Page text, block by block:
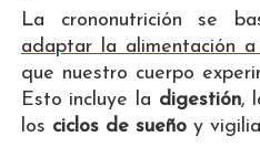
La crononutrición se
adaptar la alimentación
que nuestro cuerpo
Esto incluye la digestión,
los ciclos de sueñoy